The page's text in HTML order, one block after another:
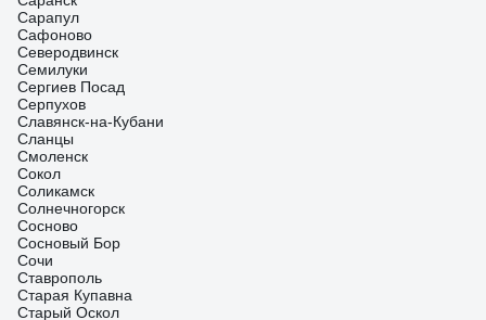
Сарапул
Сафоново
Северодвинск
Семилуки
Сергиев Посад
Серпухов
Славянск-на-Кубани
Сланцы
Смоленск
Сокол
Соликамск
Солнечногорск
Сосново
Сосновый Бор
Сочи
Ставрополь
Старая Купавна
Старый Оскол